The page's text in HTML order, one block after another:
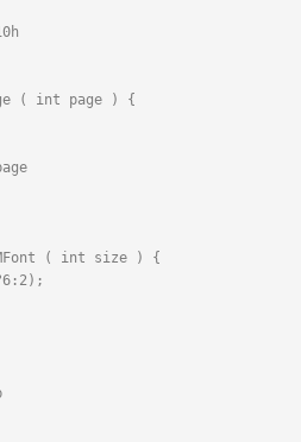
( int page ) {
( int size ) {